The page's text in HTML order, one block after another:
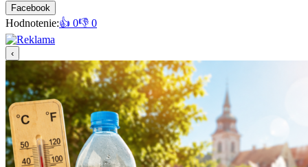
Facebook
Hodnotenie:👍 0👎 0
‹